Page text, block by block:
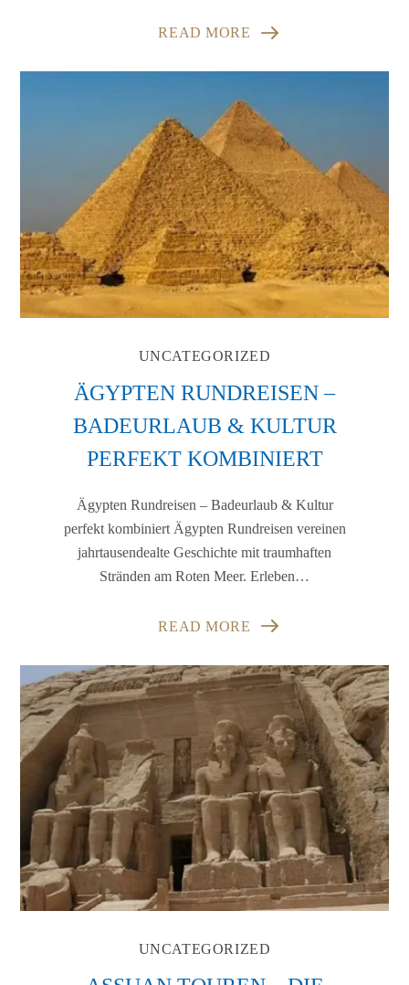
READ MORE
UNCATEGORIZED
ÄGYPTEN RUNDREISEN –
BADEURLAUB & KULTUR
PERFEKT KOMBINIERT
Ägypten Rundreisen – Badeurlaub & Kultur
perfekt kombiniert Ägypten Rundreisen vereinen
jahrtausendealte Geschichte mit traumhaften
Stränden am Roten Meer. Erleben…
READ MORE
UNCATEGORIZED